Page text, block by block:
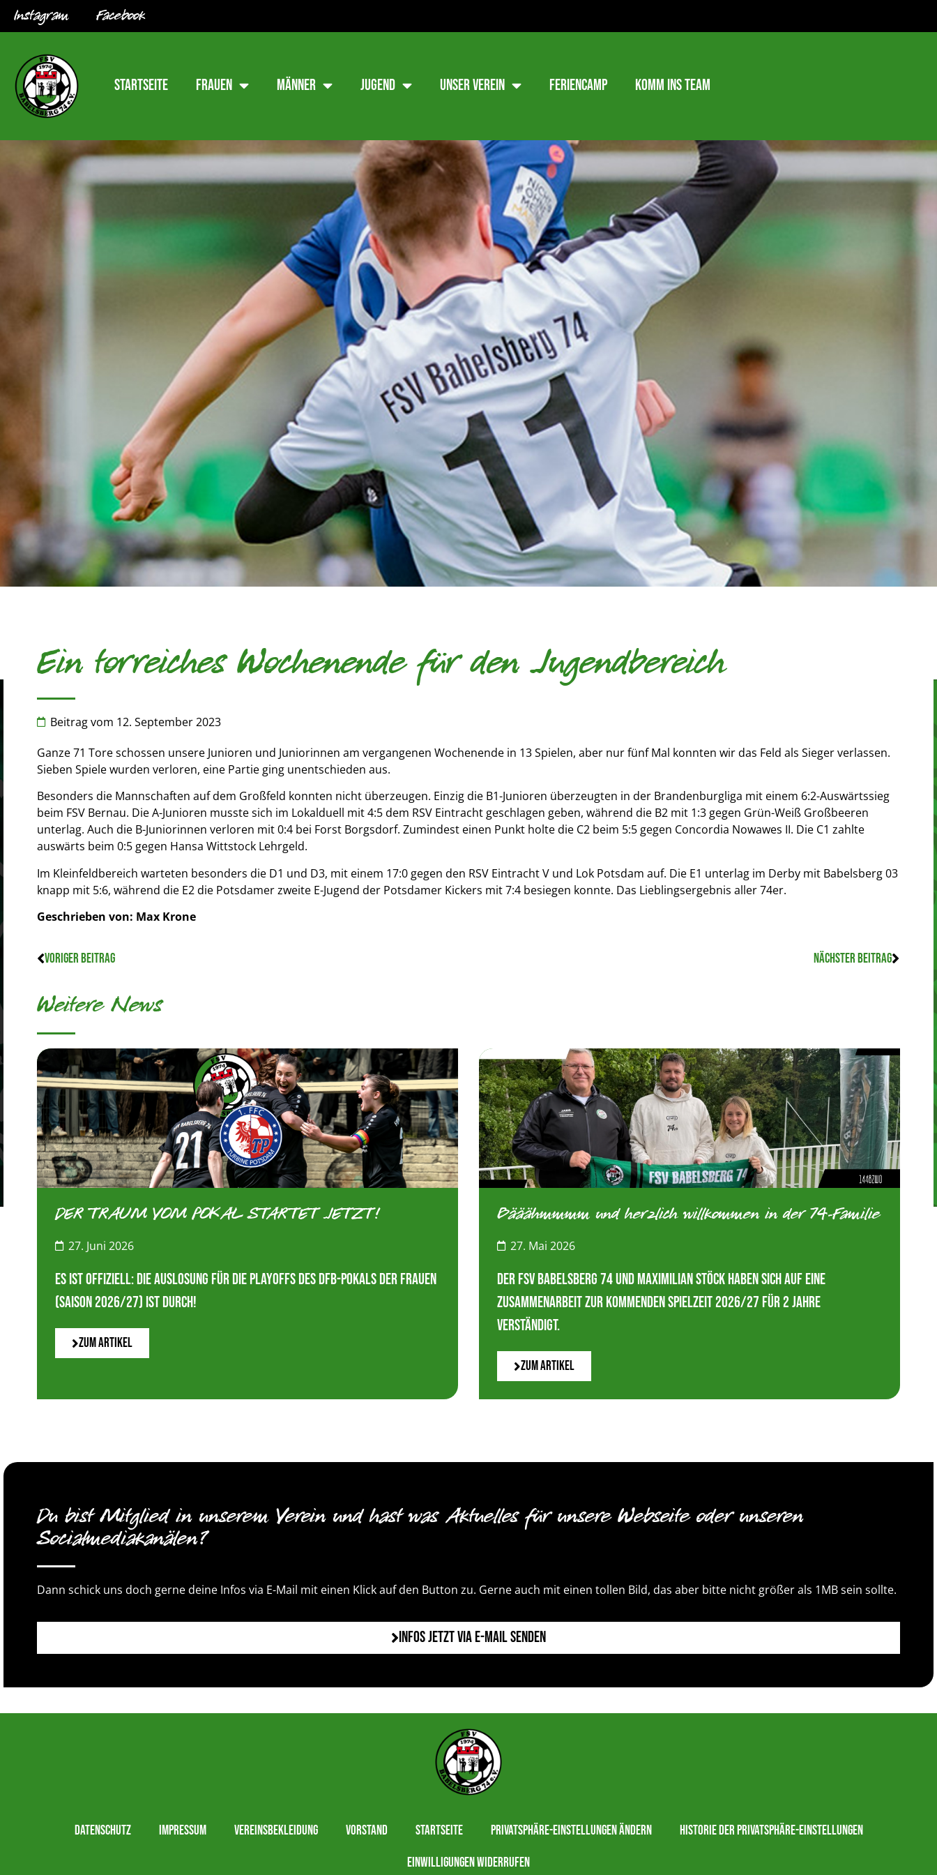
Instagram Facebook
Startseite Frauen Männer Jugend Unser Verein Feriencamp Komm ins Team
Ein torreiches Wochenende für den Jugendbereich
Beitrag vom 12. September 2023
Ganze 71 Tore schossen unsere Junioren und Juniorinnen am vergangenen Wochenende in 13 Spielen, aber nur fünf Mal konnten wir das Feld als Sieger verlassen.
Sieben Spiele wurden verloren, eine Partie ging unentschieden aus.
Besonders die Mannschaften auf dem Großfeld konnten nicht überzeugen. Einzig die B1-Junioren überzeugten in der Brandenburgliga mit einem 6:2-Auswärtssieg
beim FSV Bernau. Die A-Junioren musste sich im Lokalduell mit 4:5 dem RSV Eintracht geschlagen geben, während die B2 mit 1:3 gegen Grün-Weiß Großbeeren
unterlag. Auch die B-Juniorinnen verloren mit 0:4 bei Forst Borgsdorf. Zumindest einen Punkt holte die C2 beim 5:5 gegen Concordia Nowawes II. Die C1 zahlte
auswärts beim 0:5 gegen Hansa Wittstock Lehrgeld.
Im Kleinfeldbereich warteten besonders die D1 und D3, mit einem 17:0 gegen den RSV Eintracht V und Lok Potsdam auf. Die E1 unterlag im Derby mit Babelsberg 03
knapp mit 5:6, während die E2 die Potsdamer zweite E-Jugend der Potsdamer Kickers mit 7:4 besiegen konnte. Das Lieblingsergebnis aller 74er.
Geschrieben von: Max Krone
VORIGER BEITRAG NÄCHSTER BEITRAG
Weitere News
DER TRAUM VOM POKAL STARTET JETZT!
27. Juni 2026
Es ist offiziell: Die Auslosung für die Playoffs des DFB-Pokals der Frauen
(Saison 2026/27) ist durch!
Zum Artikel
Bääähmmmm und herzlich willkommen in der 74-Familie
27. Mai 2026
Der FSV Babelsberg 74 und Maximilian Stöck haben sich auf eine
Zusammenarbeit zur kommenden Spielzeit 2026/27 für 2 Jahre
verständigt.
Zum Artikel
Du bist Mitglied in unserem Verein und hast was Aktuelles für unsere Webseite oder unseren
Socialmediakanälen?
Dann schick uns doch gerne deine Infos via E-Mail mit einen Klick auf den Button zu. Gerne auch mit einen tollen Bild, das aber bitte nicht größer als 1MB sein sollte.
Infos jetzt via E-Mail senden
Datenschutz Impressum Vereinsbekleidung Vorstand Startseite Privatsphäre-Einstellungen ändern
Historie der Privatsphäre-Einstellungen
Einwilligungen widerrufen